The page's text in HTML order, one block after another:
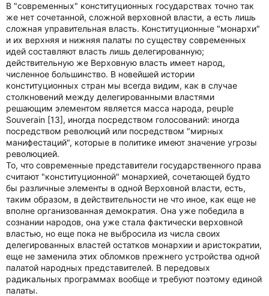
В "современных" конституционных государствах точно так
же нет сочетанной, сложной верховной власти, а есть лишь
сложная управительная власть. Конституционные "монархи"
и их верхняя и нижняя палаты по существу современных
идей составляют власть лишь делегированную;
действительную же Верховную власть имеет народ,
численное большинство. В новейшей истории
конституционных стран мы всегда видим, как в случае
столкновений между делегированными властями
решающим элементом является масса народа, peuple
Souverain [13], иногда посредством голосований: иногда
посредством революций или посредством "мирных
манифестаций", которые в политике имеют значение угрозы
революцией.
То, что современные представители государственного права
считают "конституционной" монархией, сочетающей будто
бы различные элементы в одной Верховной власти, есть,
таким образом, в действительности не что иное, как еще не
вполне организованная демократия. Она уже победила в
сознании народов, она уже стала фактически верховной
властью, но еще пока не выбросила из числа своих
делегированных властей остатков монархии и аристократии,
еще не заменила этих обломков прежнего устройства одной
палатой народных представителей. В передовых
радикальных программах вообще и требуют поэтому единой
палаты.